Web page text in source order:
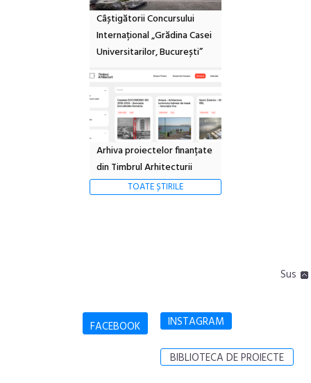
Câștigătorii Concursului
Internațional „Grădina Casei
Universitarilor, București”
Arhiva proiectelor finanțate
din Timbrul Arhitecturii
TOATE ȘTIRILE
Sus
FACEBOOK INSTAGRAM
BIBLIOTECA DE PROIECTE